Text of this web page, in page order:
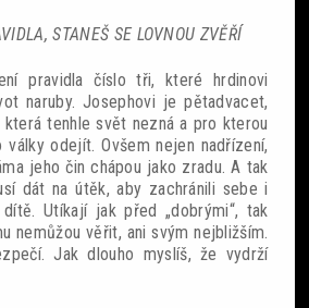
STANEŠ SE LOVNOU ZVĚŘÍ
pravidla číslo tři, které hrdinovi
naruby. Josephovi je pětadvacet,
která tenhle svět nezná a pro kterou
odejít. Ovšem nejen nadřízení,
jeho čin chápou jako zradu. A tak
dát na útěk, aby zachránili sebe i
Utíkají jak před „dobrými“, tak
nemůžou věřit, ani svým nejbližším.
Jak dlouho myslíš, že vydrží